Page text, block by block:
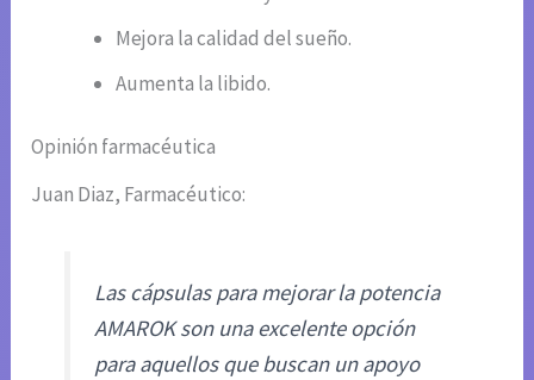
Mejora la calidad del sueño.
Aumenta la libido.
Opinión farmacéutica
Juan Diaz, Farmacéutico:
Las cápsulas para mejorar la potencia
AMAROK son una excelente opción
para aquellos que buscan un apoyo